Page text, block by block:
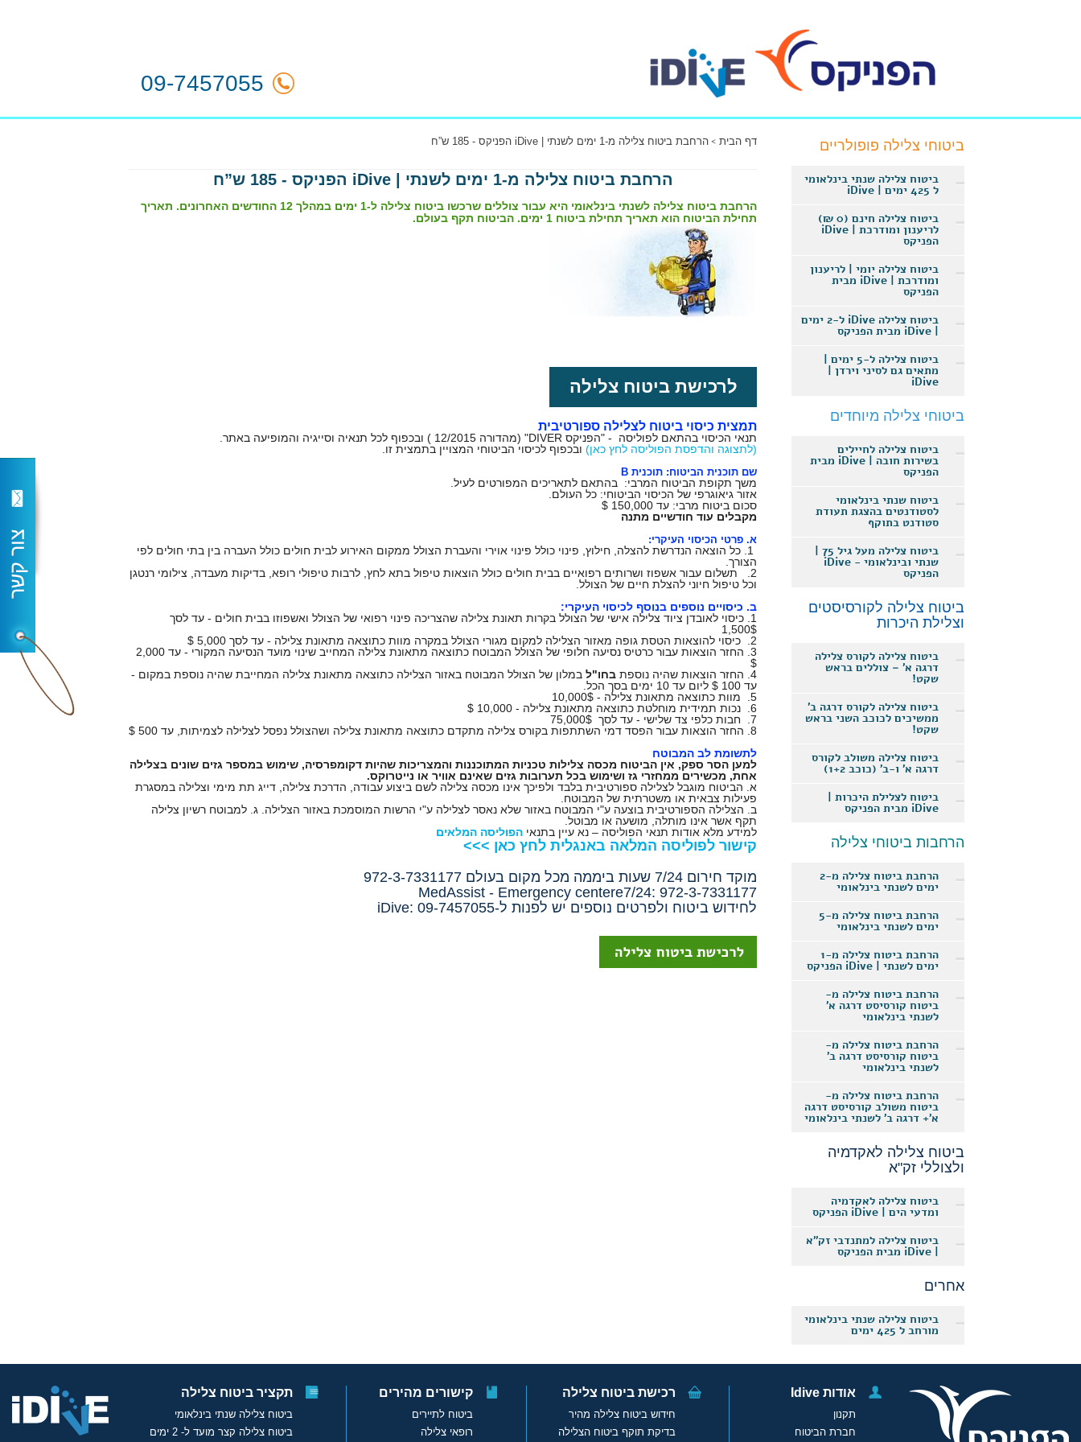
09-7457055
ביטוחי צלילה פופולריים
ביטוח צלילה שנתי בינלאומי
ל 425 ימים | iDive
ביטוח צלילה חינם (0 ₪)
לריענון ומודרכת | iDive
הפניקס
ביטוח צלילה יומי | לריענון
ומודרכת | iDive מבית
הפניקס
ביטוח צלילה iDive ל-2 ימים
| iDive מבית הפניקס
ביטוח צלילה ל-5 ימים |
מתאים גם לסיני וירדן |
iDive
ביטוחי צלילה מיוחדים
ביטוח צלילה לחיילים
בשירות חובה | iDive מבית
הפניקס
ביטוח שנתי בינלאומי
לסטודנטים בהצגת תעודת
סטודנט בתוקף
ביטוח צלילה מעל גיל 75 |
שנתי ובינלאומי - iDive
הפניקס
ביטוח צלילה לקורסיסטים
וצלילת היכרות
ביטוח צלילה לקורס צלילה
דרגה א' – צוללים בראש
שקט!
ביטוח צלילה לקורס דרגה ב'
ממשיכים לכוכב השני בראש
שקט!
ביטוח צלילה משולב לקורס
דרגה א' ו-ב' (כוכב 1+2)
ביטוח לצלילת היכרות |
iDive מבית הפניקס
הרחבות ביטוחי צלילה
הרחבת ביטוח צלילה מ-2
ימים לשנתי בינלאומי
הרחבת ביטוח צלילה מ-5
ימים לשנתי בינלאומי
הרחבת ביטוח צלילה מ-1
ימים לשנתי | iDive הפניקס
הרחבת ביטוח צלילה מ-
ביטוח קורסיסט דרגה א'
לשנתי בינלאומי
הרחבת ביטוח צלילה מ-
ביטוח קורסיסט דרגה ב'
לשנתי בינלאומי
הרחבת ביטוח צלילה מ-
ביטוח משולב קורסיסט דרגה
א'+ דרגה ב' לשנתי בינלאומי
ביטוח צלילה לאקדמיה
ולצוללי זק"א
ביטוח צלילה לאקדמיה
ומדעי הים | iDive הפניקס
ביטוח צלילה למתנדבי זק"א
| iDive מבית הפניקס
אחרים
ביטוח צלילה שנתי בינלאומי
מורחב ל 425 ימים
דף הבית הרחבת ביטוח צלילה מ-1 ימים לשנתי | iDive הפניקס - 185 ש”ח
הרחבת ביטוח צלילה מ-1 ימים לשנתי | iDive הפניקס - 185 ש”ח
הרחבת ביטוח צלילה לשנתי בינלאומי היא עבור צוללים שרכשו ביטוח צלילה ל-1 ימים במהלך 12 החודשים האחרונים. תאריך
תחילת הביטוח הוא תאריך תחילת ביטוח 1 ימים. הביטוח תקף בעולם.
לרכישת ביטוח צלילה
תמצית כיסוי ביטוח לצלילה ספורטיבית
תנאי הכיסוי בהתאם לפוליסה - "הפניקס DIVER" (מהדורה 12/2015 ) ובכפוף לכל תנאיה וסייגיה והמופיעה באתר.
(לתצוגה והדפסת הפוליסה לחץ כאן) ובכפוף לכיסוי הביטוחי המצויין בתמצית זו.
שם תוכנית הביטוח: תוכנית B
משך תקופת הביטוח המרבי: בהתאם לתאריכים המפורטים לעיל.
אזור גיאוגרפי של הכיסוי הביטוחי: כל העולם.
סכום ביטוח מרבי: עד 150,000 $
מקבלים עוד חודשיים מתנה
א. פרטי הכיסוי העיקרי:
1. כל הוצאה הנדרשת להצלה, חילוץ, פינוי כולל פינוי אוירי והעברת הצולל ממקום האירוע לבית חולים כולל העברה בין בתי חולים לפי
הצורך.
2. תשלום עבור אשפוז ושרותים רפואיים בבית חולים כולל הוצאות טיפול בתא לחץ, לרבות טיפולי רופא, בדיקות מעבדה, צילומי רנטגן
וכל טיפול חיוני להצלת חיים של הצולל.
ב. כיסויים נוספים בנוסף לכיסוי העיקרי:
1. כיסוי לאובדן ציוד צלילה אישי של הצולל בקרות תאונת צלילה שהצריכה פינוי רפואי של הצולל ואשפוזו בבית חולים - עד לסך
1,500$
2. כיסוי להוצאות הטסת גופה מאזור הצלילה למקום מגורי הצולל במקרה מוות כתוצאה מתאונת צלילה - עד לסך 5,000 $
3. החזר הוצאות עבור כרטיס נסיעה חלופי של הצולל המבוטח כתוצאה מתאונת צלילה המחייב שינוי מועד הנסיעה המקורי - עד 2,000
$
4. החזר הוצאות שהיה נוספת
בחו"ל במלון של הצולל המבוטח באזור הצלילה כתוצאה מתאונת צלילה המחייבת שהיה נוספת במקום -
עד 100 $ ליום עד 10 ימים בסך הכל.
5. מוות כתוצאה מתאונת צלילה - 10,000$
6. נכות תמידית מוחלטת כתוצאה מתאונת צלילה - 10,000 $
7. חבות כלפי צד שלישי - עד לסך 75,000$
8. החזר הוצאות עבור הפסד דמי השתתפות בקורס צלילה מתקדם כתוצאה מתאונת צלילה ושהצולל נפסל לצלילה לצמיתות, עד 500 $
לתשומת לב המבוטח
למען הסר ספק, אין הביטוח מכסה צלילות טכניות המתוכננות והמצריכות שהיות דקומפרסיה, שימוש במספר גזים שונים בצלילה
אחת, מכשירים ממחזרי גז ושימוש בכל תערובות גזים שאינם אוויר או נייטרוקס.
א. הביטוח מוגבל לצלילה ספורטיבית בלבד ולפיכך אינו מכסה צלילה לשם ביצוע עבודה, הדרכת צלילה, דייג תת מימי וצלילה במסגרת
פעילות צבאית או משטרתית של המבוטח.
ב. הצלילה הספורטיבית בוצעה ע"י המבוטח באזור שלא נאסר לצלילה ע"י הרשות המוסמכת באזור הצלילה. ג. למבוטח רשיון צלילה
תקף אשר אינו מותלה, מושעה או מבוטל.
למידע מלא אודות תנאי הפוליסה – נא עיין בתנאי הפוליסה המלאים
קישור לפוליסה המלאה באנגלית לחץ כאן >>>
מוקד חירום 7/24 שעות ביממה מכל מקום בעולם 972-3-7331177
MedAssist - Emergency centere7/24: 972-3-7331177
לחידוש ביטוח ולפרטים נוספים יש לפנות ל-iDive: 09-7457055
אודות Idive
תקנון
חברת הביטוח
רכישת ביטוח צלילה
חידוש ביטוח צלילה מהיר
בדיקת תוקף ביטוח הצלילה
קישורים מהירים
ביטוח לתיירים
רופאי צלילה
תקציר ביטוח צלילה
ביטוח צלילה שנתי בינלאומי
ביטוח צלילה קצר מועד ל- 2 ימים